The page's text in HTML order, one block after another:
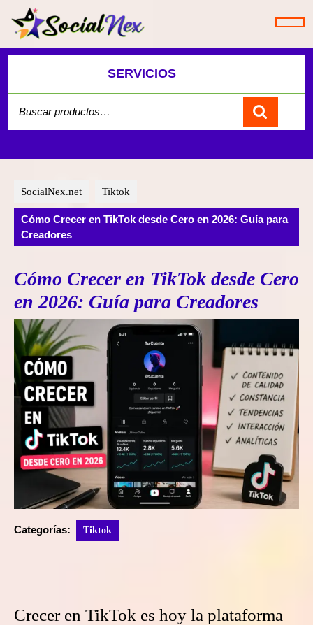
contenido
SERVICIOS
por:
SocialNex.net Tiktok
Cómo Crecer en TikTok desde Cero en 2026: Guía para
Creadores
Cómo Crecer en TikTok desde Cero
en 2026: Guía para Creadores
Categorías: Tiktok
Crecer en TikTok es hoy la plataforma